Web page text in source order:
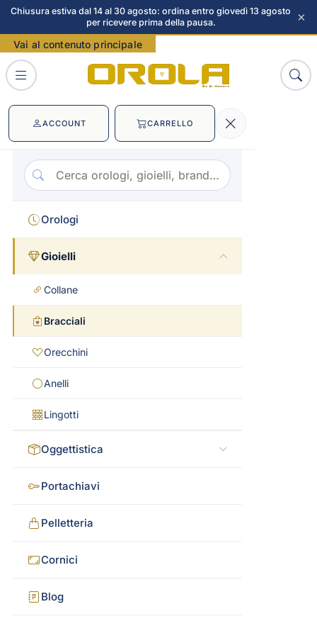
Chiusura estiva dal 14 al 30 agosto: ordina entro giovedì 13 agosto
per ricevere prima della pausa.
×
Vai al contenuto principale
ACCOUNT CARRELLO
Orologi
Gioielli
Collane
Bracciali
Orecchini
Anelli
Lingotti
Oggettistica
Portachiavi
Pelletteria
Cornici
Blog